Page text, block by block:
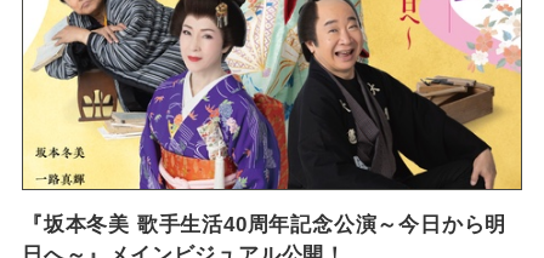
『坂本冬美 歌手生活40周年記念公演～今日から明